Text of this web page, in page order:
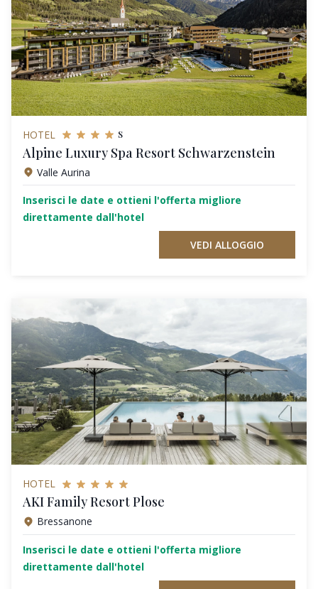
HOTEL s
Alpine Luxury Spa Resort Schwarzenstein
Valle Aurina
Inserisci le date e ottieni l'offerta migliore
direttamente dall'hotel
VEDI ALLOGGIO
HOTEL
AKI Family Resort Plose
Bressanone
Inserisci le date e ottieni l'offerta migliore
direttamente dall'hotel